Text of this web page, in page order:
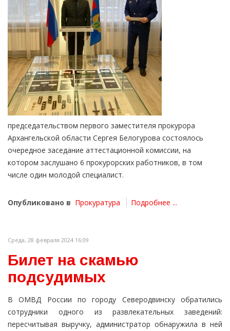
председательством первого заместителя прокурора
Архангельской области Сергея Белогурова состоялось
очередное заседание аттестационной комиссии, на
котором заслушано 6 прокурорских работников, в том
числе один молодой специалист.
Опубликовано в Прокуратура Подробнее ...
Среда, 28 февраля 2024 16:09
Билет на скамью
подсудимых
В ОМВД России по городу Северодвинску обратились
сотрудники одного из развлекательных заведений:
пересчитывая выручку, администратор обнаружила в ней